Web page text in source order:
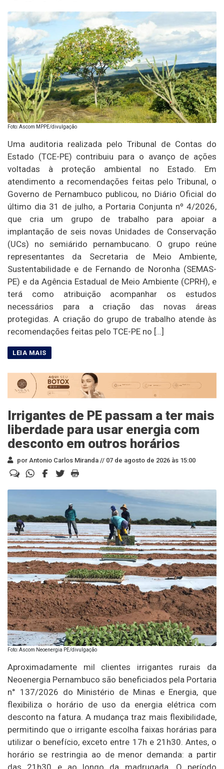
Foto: Ascom MPPE/divulgação
Uma auditoria realizada pelo Tribunal de Contas do
Estado (TCE-PE) contribuiu para o avanço de ações
voltadas à proteção ambiental no Estado. Em
atendimento a recomendações feitas pelo Tribunal, o
Governo de Pernambuco publicou, no Diário Oficial do
último dia 31 de julho, a Portaria Conjunta nº 4/2026,
que cria um grupo de trabalho para apoiar a
implantação de seis novas Unidades de Conservação
(UCs) no semiárido pernambucano. O grupo reúne
representantes da Secretaria de Meio Ambiente,
Sustentabilidade e de Fernando de Noronha (SEMAS-
PE) e da Agência Estadual de Meio Ambiente (CPRH), e
terá como atribuição acompanhar os estudos
necessários para a criação das novas áreas
protegidas. A criação do grupo de trabalho atende às
recomendações feitas pelo TCE-PE no […]
Irrigantes de PE passam a ter mais
liberdade para usar energia com
desconto em outros horários
por Antonio Carlos Miranda // 07 de agosto de 2026 às 15:00
Foto: Ascom Neoenergia PE/divulgação
Aproximadamente mil clientes irrigantes rurais da
Neoenergia Pernambuco são beneficiados pela Portaria
n° 137/2026 do Ministério de Minas e Energia, que
flexibiliza o horário de uso da energia elétrica com
desconto na fatura. A mudança traz mais flexibilidade,
permitindo que o irrigante escolha faixas horárias para
utilizar o benefício, exceto entre 17h e 21h30. Antes, o
horário se restringia ao de menor demanda: a partir